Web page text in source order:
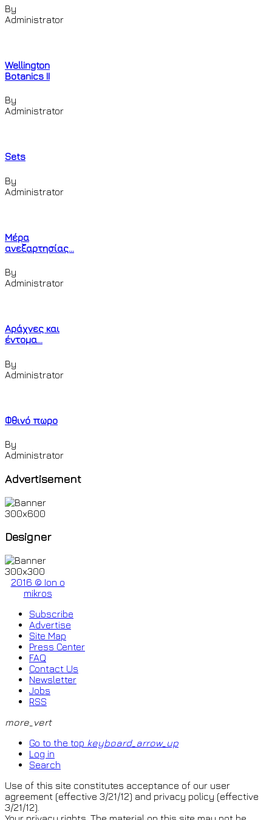
By
Administrator
Wellington
Botanics II
By
Administrator
Sets
By
Administrator
Μέρα
ανεξαρτησίας...
By
Administrator
Αράχνες και
έντομα...
By
Administrator
Φθινό πωρο
By
Administrator
Advertisement
Designer
2016 © Ion o
mikros
Subscribe
Advertise
Site Map
Press Center
FAQ
Contact Us
Newsletter
Jobs
RSS
more_vert
Go to the top keyboard_arrow_up
Log in
Search
Use of this site constitutes acceptance of our user
agreement (effective 3/21/12) and privacy policy (effective
3/21/12).